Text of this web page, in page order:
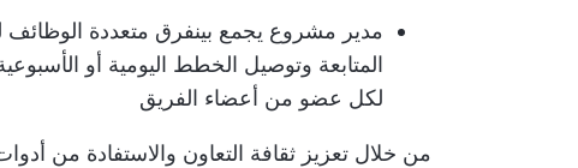
مدير مشروع يجمع بينفرق متعددة الوظائف
المتابعة وتوصيل الخطط اليومية أو
لكل عضو من أعضاء الفريق
من خلال تعزيز ثقافة التعاون والاستفادة من